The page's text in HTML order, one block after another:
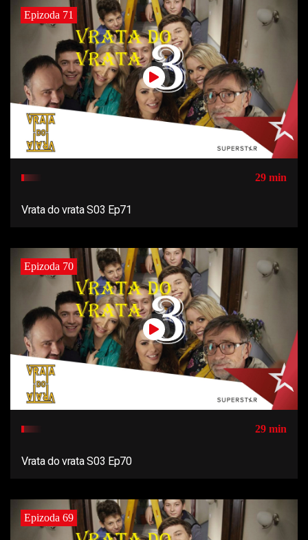
Epizoda 71
29 min
Vrata do vrata S03 Ep71
Epizoda 70
29 min
Vrata do vrata S03 Ep70
Epizoda 69